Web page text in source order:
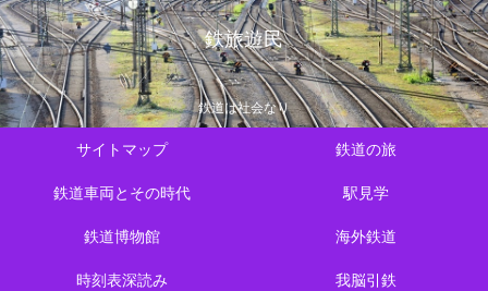
鉄旅遊民
鉄道は社会なり
サイトマップ 鉄道の旅
鉄道車両とその時代 駅見学
鉄道博物館 海外鉄道
時刻表深読み 我脳引鉄